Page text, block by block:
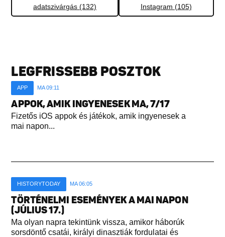
adatszivárgás (132) Instagram (105)
LEGFRISSEBB POSZTOK
APP MA 09:11
APPOK, AMIK INGYENESEK MA, 7/17
Fizetős iOS appok és játékok, amik ingyenesek a
mai napon...
HISTORYTODAY MA 06:05
TÖRTÉNELMI ESEMÉNYEK A MAI NAPON
(JÚLIUS 17.)
Ma olyan napra tekintünk vissza, amikor háborúk
sorsdöntő csatái, királyi dinasztiák fordulatai és